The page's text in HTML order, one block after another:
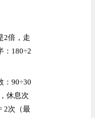
2倍，走
：180÷2
：90÷30
休息次
2次（最